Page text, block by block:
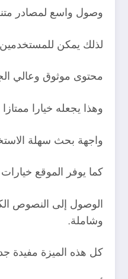
وصول واسع لمصادر
لذلك يمكن للمستخدمين
محتوى موثوق وعالي
وهذا يجعله خيارا
واجهة بحث سهلة
كما يوفر الموقع
وشاملة.
كل هذه الميزة مفيدة